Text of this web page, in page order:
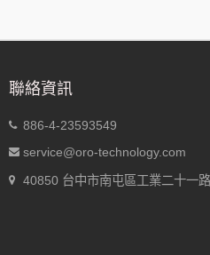
聯絡資訊
886-4-23593549
service@oro-technology.com
40850 台中市南屯區工業二十一